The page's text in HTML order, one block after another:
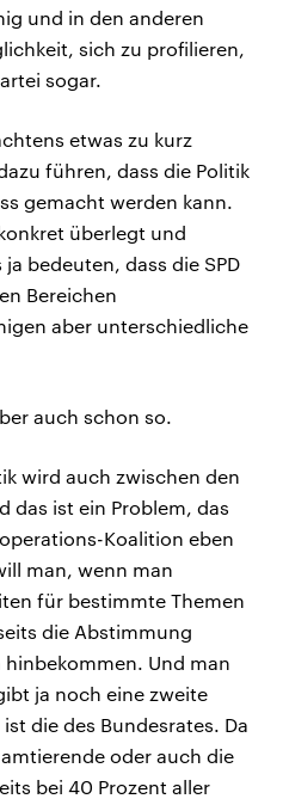
und in den anderen
sich zu profilieren,
sogar.
etwas zu kurz
führen, dass die Politik
gemacht werden kann.
überlegt und
bedeuten, dass die SPD
Bereichen
aber unterschiedliche
auch schon so.
wird auch zwischen den
das ist ein Problem, das
Koalition eben
man, wenn man
für bestimmte Themen
die Abstimmung
Und man
ja noch eine zweite
die des Bundesrates. Da
oder auch die
bei 40 Prozent aller